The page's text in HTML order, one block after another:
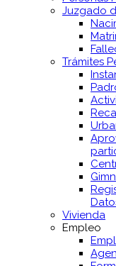
Juzgado
Trámites
Vivienda
Empleo